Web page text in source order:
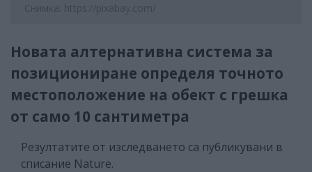
Снимка: https://pixabay.com/
Новата алтернативна система за
позициониране определя точното
местоположение на обект с грешка
от само 10 сантиметра
Резултатите от изследването са публикувани в
списание Nature.